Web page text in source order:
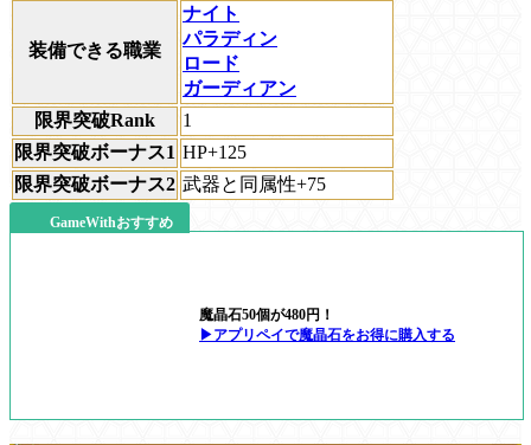
装備できる職業
ナイト
パラディン
ロード
ガーディアン
限界突破Rank
1
限界突破ボーナス1 HP+125
限界突破ボーナス2 武器と同属性+75
GameWithおすすめ
魔晶石50個が480円！
▶アプリペイで魔晶石をお得に購入する